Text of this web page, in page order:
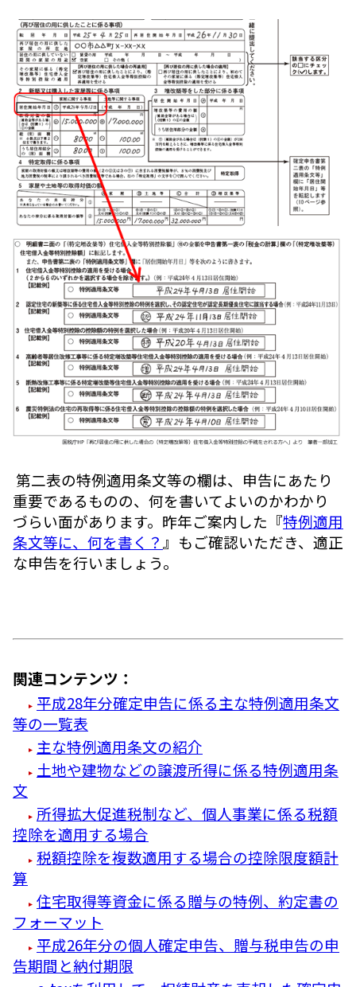
第二表の特例適用条文等の欄は、申告にあたり
重要であるものの、何を書いてよいのかわかり
づらい面があります。昨年ご案内した『特例適用
条文等に、何を書く？』もご確認いただき、適正
な申告を行いましょう。
関連コンテンツ：
平成28年分確定申告に係る主な特例適用条文
等の一覧表
主な特例適用条文の紹介
土地や建物などの譲渡所得に係る特例適用条
文
所得拡大促進税制など、個人事業に係る税額
控除を適用する場合
税額控除を複数適用する場合の控除限度額計
算
住宅取得等資金に係る贈与の特例、約定書の
フォーマット
平成26年分の個人確定申告、贈与税申告の申
告期間と納付期限